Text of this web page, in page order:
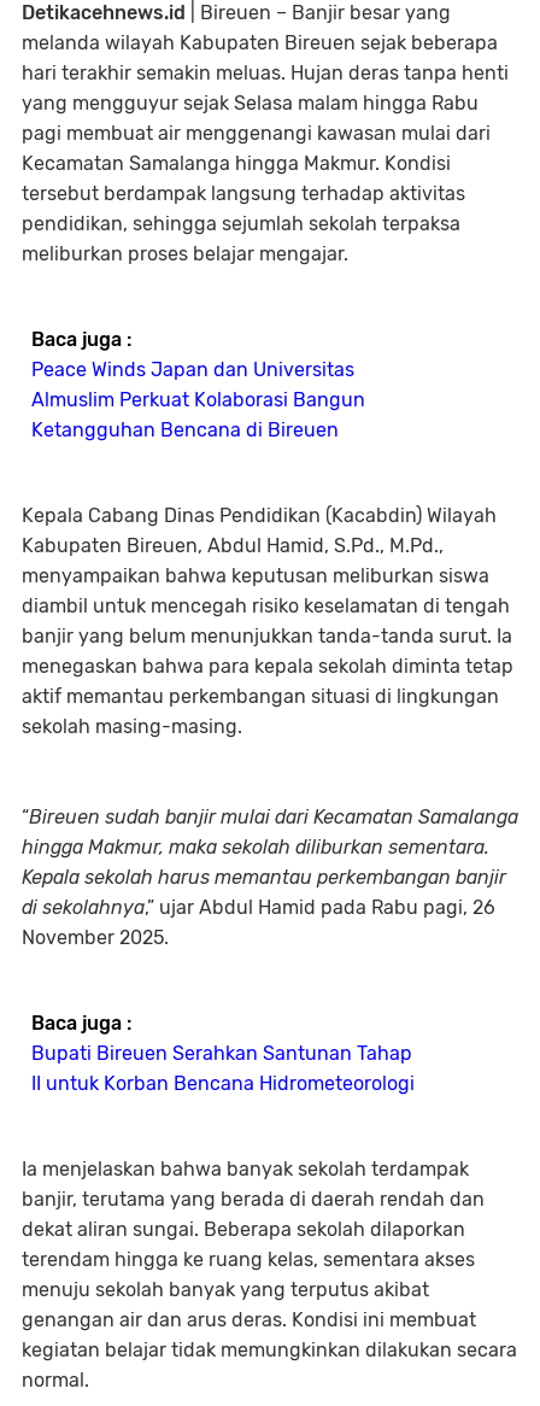
Detikacehnews.id
| Bireuen – Banjir besar yang
melanda wilayah Kabupaten Bireuen sejak beberapa
hari terakhir semakin meluas. Hujan deras tanpa henti
yang mengguyur sejak Selasa malam hingga Rabu
pagi membuat air menggenangi kawasan mulai dari
Kecamatan Samalanga hingga Makmur. Kondisi
tersebut berdampak langsung terhadap aktivitas
pendidikan, sehingga sejumlah sekolah terpaksa
meliburkan proses belajar mengajar.
Baca juga :
Peace Winds Japan dan Universitas
Almuslim Perkuat Kolaborasi Bangun
Ketangguhan Bencana di Bireuen
Kepala Cabang Dinas Pendidikan (Kacabdin) Wilayah
Kabupaten Bireuen, Abdul Hamid, S.Pd., M.Pd.,
menyampaikan bahwa keputusan meliburkan siswa
diambil untuk mencegah risiko keselamatan di tengah
banjir yang belum menunjukkan tanda-tanda surut. Ia
menegaskan bahwa para kepala sekolah diminta tetap
aktif memantau perkembangan situasi di lingkungan
sekolah masing-masing.
“Bireuen sudah banjir mulai dari Kecamatan Samalanga
hingga Makmur, maka sekolah diliburkan sementara.
Kepala sekolah harus memantau perkembangan banjir
di sekolahnya,” ujar Abdul Hamid pada Rabu pagi, 26
November 2025.
Baca juga :
Bupati Bireuen Serahkan Santunan Tahap
II untuk Korban Bencana Hidrometeorologi
Ia menjelaskan bahwa banyak sekolah terdampak
banjir, terutama yang berada di daerah rendah dan
dekat aliran sungai. Beberapa sekolah dilaporkan
terendam hingga ke ruang kelas, sementara akses
menuju sekolah banyak yang terputus akibat
genangan air dan arus deras. Kondisi ini membuat
kegiatan belajar tidak memungkinkan dilakukan secara
normal.